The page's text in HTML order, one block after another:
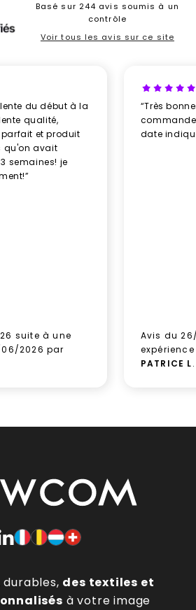
Basé sur 244 avis soumis à un
contrôle
Voir tous les avis sur ce site
du début à la
qualité,
et produit
qu'on avait
semaines! je
suite à une
2026 par
“Très
date
Avis du
PATRICE L.
durables, des textiles et
à votre image